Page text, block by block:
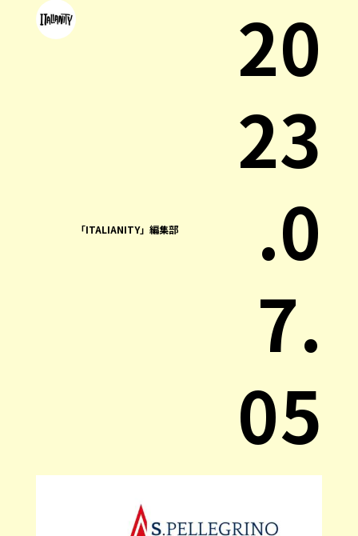
「ITALIANITY」編集部
20
23
.0
7.
05